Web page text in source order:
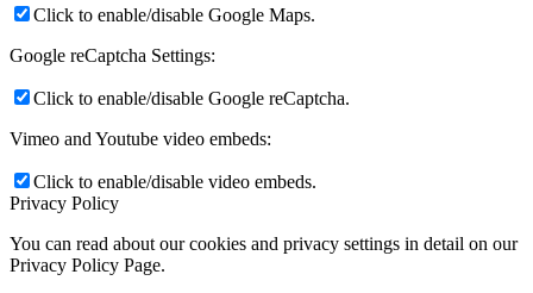
Click to enable/disable Google Maps.
Google reCaptcha Settings:
Click to enable/disable Google reCaptcha.
Vimeo and Youtube video embeds:
Click to enable/disable video embeds.
Privacy Policy
You can read about our cookies and privacy settings in detail on our
Privacy Policy Page.